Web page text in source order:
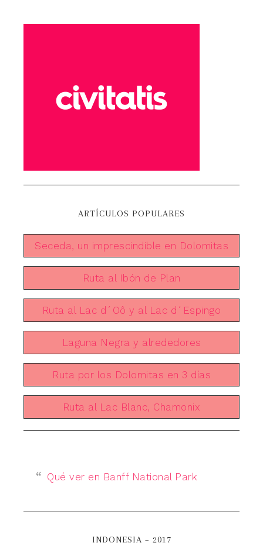
ARTÍCULOS POPULARES
Seceda, un imprescindible en Dolomitas
Ruta al Ibón de Plan
Ruta al Lac d´Oô y al Lac d´Espingo
Laguna Negra y alrededores
Ruta por los Dolomitas en 3 días
Ruta al Lac Blanc, Chamonix
Qué ver en Banff National Park
INDONESIA – 2017